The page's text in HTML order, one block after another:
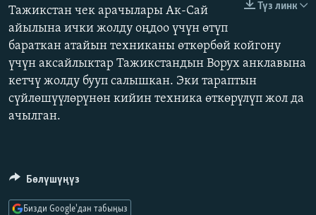
ЫҢГАЙСЫЗ СУРООЛОР
ЭЕ/АРнун бардык сайттары
Түз линк
Тажикстан чек арачылары Ак-Сай
айылына ички жолду оңдоо үчүн өтүп
бараткан атайын техниканы өткөрбөй койгону
үчүн аксайлыктар Тажикстандын Ворух анклавына
кетчү жолду бууп салышкан. Эки тараптын
сүйлөшүүлөрүнөн кийин техника өткөрүлүп жол да
ачылган.
Бөлүшүңүз
Бизди Google'дан табыңыз